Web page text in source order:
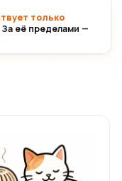
только
За её пределами —